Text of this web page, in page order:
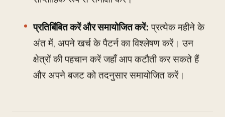
प्रतिबिंबित करें और समायोजित करें: प्रत्येक महीने के
अंत में, अपने खर्च के पैटर्न का विश्लेषण करें। उन
क्षेत्रों की पहचान करें जहाँ आप कटौती कर सकते हैं
और अपने बजट को तदनुसार समायोजित करें।